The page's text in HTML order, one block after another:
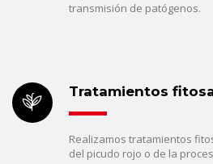
transmisión de patógenos.
Tratamientos
Realizamos tratamientos
del picudo rojo o de la